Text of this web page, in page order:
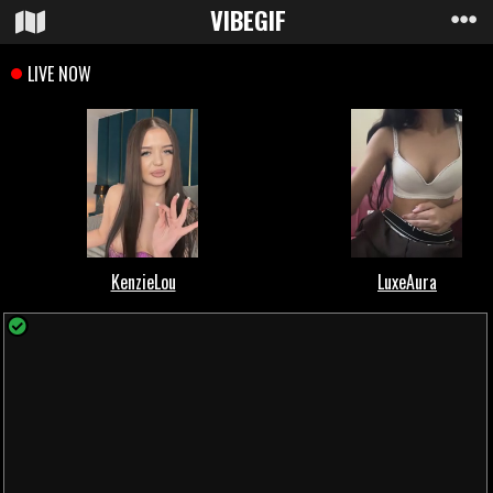
VIBEGIF